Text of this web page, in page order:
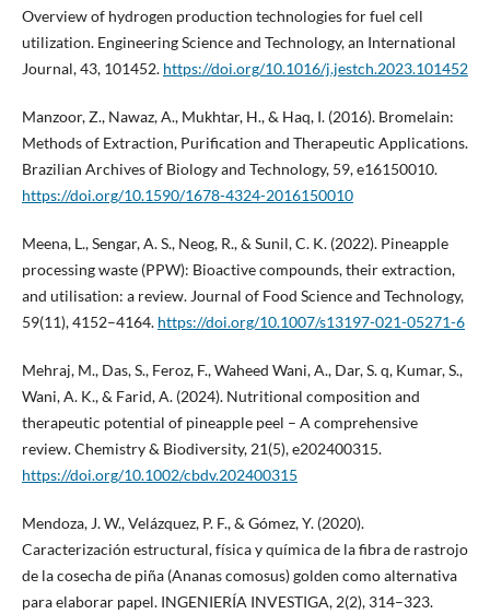
Overview of hydrogen production technologies for fuel cell
utilization. Engineering Science and Technology, an International
Journal, 43, 101452. https://doi.org/10.1016/j.jestch.2023.101452
Manzoor, Z., Nawaz, A., Mukhtar, H., & Haq, I. (2016). Bromelain:
Methods of Extraction, Purification and Therapeutic Applications.
Brazilian Archives of Biology and Technology, 59, e16150010.
https://doi.org/10.1590/1678-4324-2016150010
Meena, L., Sengar, A. S., Neog, R., & Sunil, C. K. (2022). Pineapple
processing waste (PPW): Bioactive compounds, their extraction,
and utilisation: a review. Journal of Food Science and Technology,
59(11), 4152–4164. https://doi.org/10.1007/s13197-021-05271-6
Mehraj, M., Das, S., Feroz, F., Waheed Wani, A., Dar, S. q, Kumar, S.,
Wani, A. K., & Farid, A. (2024). Nutritional composition and
therapeutic potential of pineapple peel – A comprehensive
review. Chemistry & Biodiversity, 21(5), e202400315.
https://doi.org/10.1002/cbdv.202400315
Mendoza, J. W., Velázquez, P. F., & Gómez, Y. (2020).
Caracterización estructural, física y química de la fibra de rastrojo
de la cosecha de piña (Ananas comosus) golden como alternativa
para elaborar papel. INGENIERÍA INVESTIGA, 2(2), 314–323.